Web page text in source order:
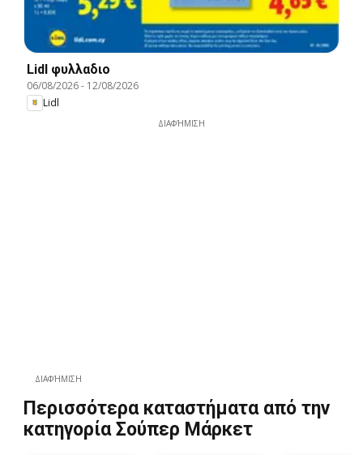
Lidl φυλλαδιο
06/08/2026- 12/08/2026
Lidl
ΔΙΑΦΉΜΙΣΗ
ΔΙΑΦΉΜΙΣΗ
Περισσότερα καταστήματα από την
κατηγορία Σούπερ Μάρκετ